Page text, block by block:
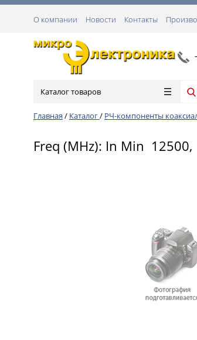
О компании Новости Контакты
Каталог товаров
Главная / Каталог/ РЧ-компоненты
Freq (MHz): In Min